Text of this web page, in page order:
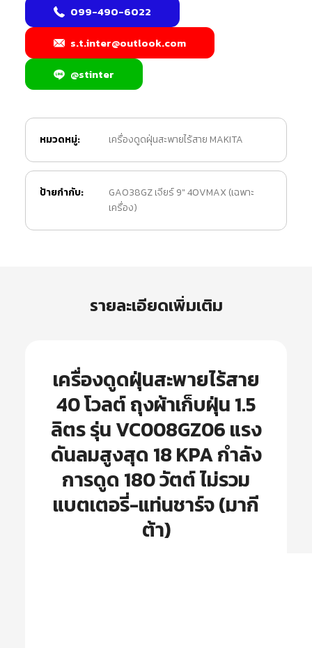
099-490-6022
s.t.inter@outlook.com
@stinter
หมวดหมู่: เครื่องดูดฝุ่นสะพายไร้สาย MAKITA
ป้ายกำกับ:
GA038GZ เจียร์ 9" 40VMAX (เฉพาะ
เครื่อง)
รายละเอียดเพิ่มเติม
เครื่องดูดฝุ่นสะพายไร้สาย
40 โวลต์ ถุงผ้าเก็บฝุ่น 1.5
ลิตร รุ่น VC008GZ06 แรง
ดันลมสูงสุด 18 KPA กำลัง
การดูด 180 วัตต์ ไม่รวม
แบตเตอรี่-แท่นชาร์จ (มากี
ต้า)